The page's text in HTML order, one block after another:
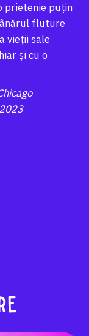
prietenie puțin
fluture
vieții sale
și cu o